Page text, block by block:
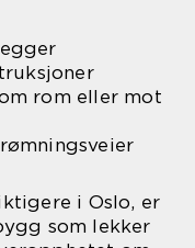
rom eller mot
i Oslo, er
som lekker